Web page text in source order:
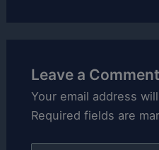
Leave a Comment
Your email address
Required fields are